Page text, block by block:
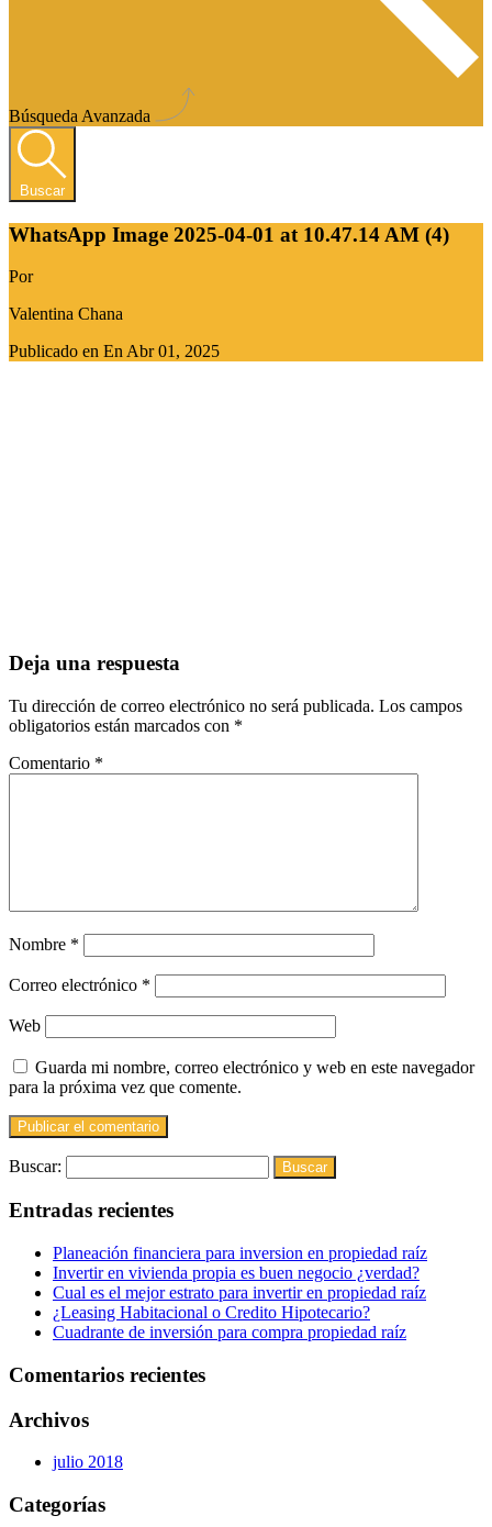
Búsqueda Avanzada
Buscar
WhatsApp Image 2025-04-01 at 10.47.14 AM (4)
Por
Valentina Chana
Publicado en En Abr 01, 2025
Deja una respuesta
Tu dirección de correo electrónico no será publicada. Los campos
obligatorios están marcados con *
Comentario *
Nombre *
Correo electrónico *
Web
Guarda mi nombre, correo electrónico y web en este navegador
para la próxima vez que comente.
Buscar:
Entradas recientes
Planeación financiera para inversion en propiedad raíz
Invertir en vivienda propia es buen negocio ¿verdad?
Cual es el mejor estrato para invertir en propiedad raíz
¿Leasing Habitacional o Credito Hipotecario?
Cuadrante de inversión para compra propiedad raíz
Comentarios recientes
Archivos
julio 2018
Categorías